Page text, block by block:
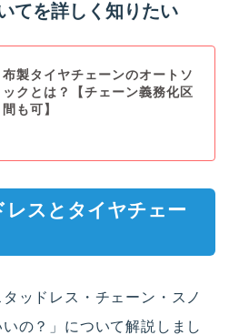
てを詳しく知りたい
布製タイヤチェーンのオートソ
ックとは？【チェーン義務化区
間も可】
レスとタイヤチェー
ッドレス・チェーン・スノ
の？」について解説しまし